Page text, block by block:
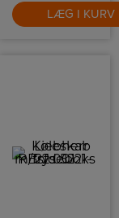
LÆG I KURV